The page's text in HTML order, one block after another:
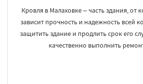
Кровля в Малаховке – часть здания, от
зависит прочность и надежность всей
защитить здание и продлить срок его
качественно выполнить